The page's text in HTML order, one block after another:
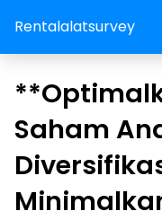
Rentalalatsurvey
Saham